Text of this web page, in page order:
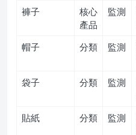
褲子
核心
產品
監測
帽子 分類 監測
袋子 分類 監測
貼紙 分類 監測